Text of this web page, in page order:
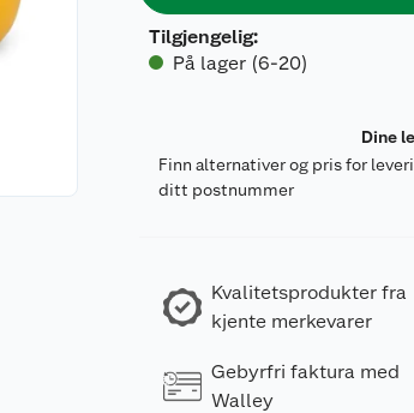
Tilgjengelig:
På lager (6-20)
Dine
Finn alternativer og pris for
ditt postnummer
Kvalitetsprodukter fra
kjente merkevarer
Gebyrfri faktura med
Walley